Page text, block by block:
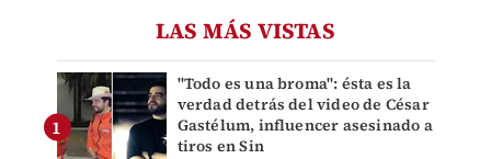
LAS MÁS VISTAS
"Todo es una broma": ésta es la
verdad detrás del video de César
Gastélum, influencer asesinado a
tiros en Sin